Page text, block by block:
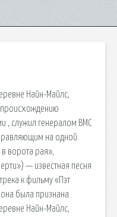
Найн-Майлс,
происхождению
, служил генералом ВМС
на одной.
в ворота рая»,
— известная песня
к фильму «Пэт
была признана.
Найн-Майлс,